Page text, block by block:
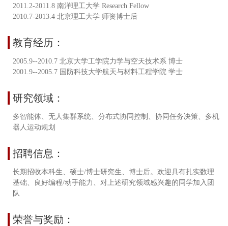
2011.2-2011.8 南洋理工大学 Research Fellow
2010.7-2013.4 北京理工大学 师资博士后
教育经历：
2005.9--2010.7 北京大学工学院力学与空天技术系 博士
2001.9--2005.7 国防科技大学航天与材料工程学院 学士
研究领域：
多智能体、无人集群系统、分布式协同控制、协同任务决策、多机
器人运动规划
招聘信息：
长期招收本科生、硕士/博士研究生、博士后。欢迎具有扎实数理
基础、良好编程/动手能力、对上述研究领域感兴趣的同学加入团
队
荣誉与奖励：